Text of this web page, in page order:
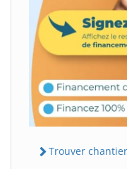
Trouver